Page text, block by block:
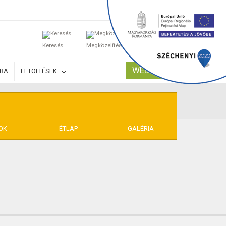
Keresés Megközelítés
0
LETÖLTÉSEK WEBSHOP
ÉTLAP GALÉRIA